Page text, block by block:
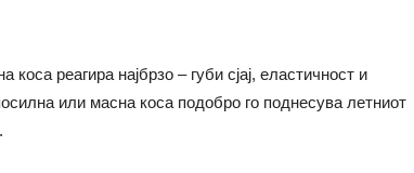
реагира најбрзо – губи сјај, еластичност и
или масна коса подобро го поднесува летниот